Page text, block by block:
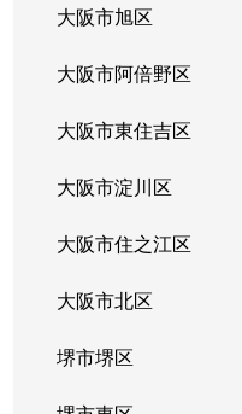
大阪市旭区
大阪市阿倍野区
大阪市東住吉区
大阪市淀川区
大阪市住之江区
大阪市北区
堺市堺区